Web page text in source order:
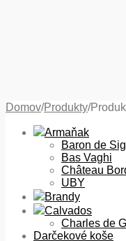
Domov/Produkty/
Armaňak
Baron de
Bas Vaghi
Château
UBY
Brandy
Calvados
Charles de
Darčekové koše